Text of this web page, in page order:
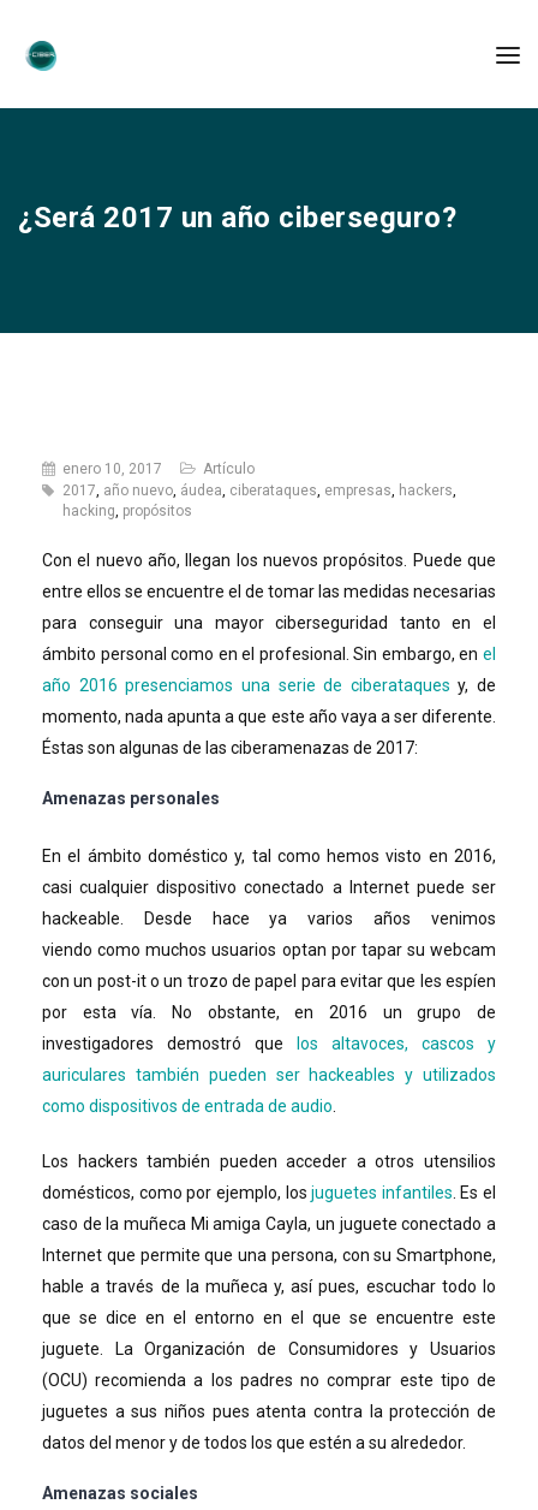
¿Será 2017 un año ciberseguro?
enero 10, 2017
Artículo
2017, año nuevo, áudea, ciberataques, empresas, hackers,
hacking, propósitos
Con el nuevo año, llegan los nuevos propósitos. Puede que
entre ellos se encuentre el de tomar las medidas necesarias
para conseguir una mayor ciberseguridad tanto en el
ámbito personal como en el profesional. Sin embargo, en el
año 2016 presenciamos una serie de ciberataques y, de
momento, nada apunta a que este año vaya a ser diferente.
Éstas son algunas de las ciberamenazas de 2017:
Amenazas personales
En el ámbito doméstico y, tal como hemos visto en 2016,
casi cualquier dispositivo conectado a Internet puede ser
hackeable. Desde hace ya varios años venimos
viendo como muchos usuarios optan por tapar su webcam
con un post-it o un trozo de papel para evitar que les espíen
por esta vía. No obstante, en 2016 un grupo de
investigadores demostró que
los altavoces, cascos y
auriculares también pueden ser hackeables y utilizados
como dispositivos de entrada de audio
Los hackers también pueden acceder a otros utensilios
domésticos, como por ejemplo, losjuguetes infantiles . Es el
caso de la muñeca Mi amiga Cayla, un juguete conectado a
Internet que permite que una persona, con su Smartphone,
hable a través de la muñeca y, así pues, escuchar todo lo
que se dice en el entorno en el que se encuentre este
juguete. La Organización de Consumidores y Usuarios
(OCU) recomienda a los padres no comprar este tipo de
juguetes a sus niños pues atenta contra la protección de
datos del menor y de todos los que estén a su alrededor.
Amenazas sociales